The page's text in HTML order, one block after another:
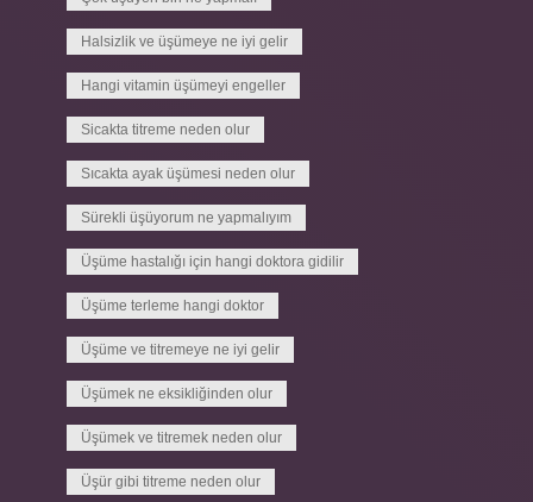
Halsizlik ve üşümeye ne iyi gelir
Hangi vitamin üşümeyi engeller
Sicakta titreme neden olur
Sıcakta ayak üşümesi neden olur
Sürekli üşüyorum ne yapmalıyım
Üşüme hastalığı için hangi doktora gidilir
Üşüme terleme hangi doktor
Üşüme ve titremeye ne iyi gelir
Üşümek ne eksikliğinden olur
Üşümek ve titremek neden olur
Üşür gibi titreme neden olur